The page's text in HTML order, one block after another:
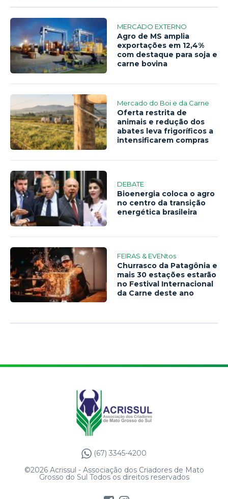
MERCADO EXTERNO
Agro de MS amplia
exportações em 12,4%
com destaque para soja e
carne bovina
Mercado do Boi e da Carne
Oferta restrita de
animais e redução dos
abates leva frigoríficos a
intensificarem compras
DEBATE
Bioenergia coloca o agro
no centro da transição
energética brasileira
FEIRAS & EVENtos
Churrasco da Patagônia e
mais 30 estações estarão
no Festival Internacional
da Carne deste ano
(67) 3345-4200
©2026 Acrissul - Associação dos Criadores de Mato
Grosso do Sul Todos os direitos reservados